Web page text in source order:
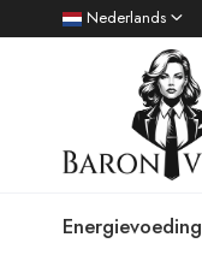
Nederlands
Energievoeding